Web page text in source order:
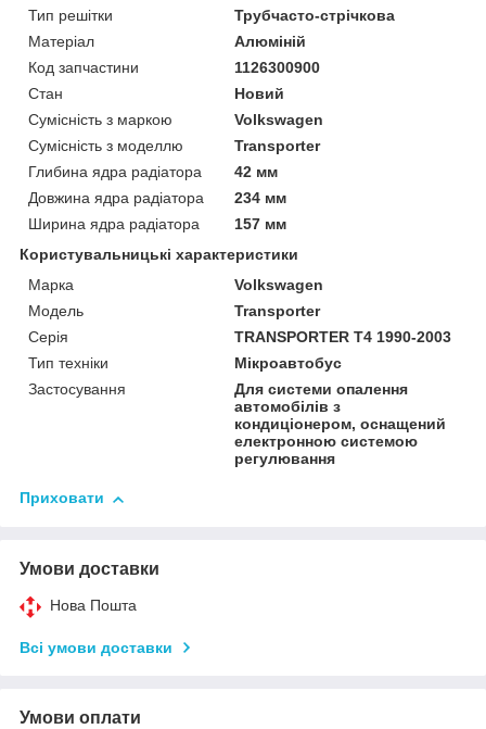
Тип решітки
Трубчасто-стрічкова
Матеріал
Алюміній
Код запчастини
1126300900
Стан
Новий
Сумісність з маркою
Volkswagen
Сумісність з моделлю
Transporter
Глибина ядра радіатора
42 мм
Довжина ядра радіатора
234 мм
Ширина ядра радіатора
157 мм
Користувальницькі характеристики
Марка
Volkswagen
Модель
Transporter
Серія
TRANSPORTER T4 1990-2003
Тип техніки
Мікроавтобус
Застосування
Для системи опалення
автомобілів з
кондиціонером, оснащений
електронною системою
регулювання
Приховати
Умови доставки
Нова Пошта
Всі умови доставки
Умови оплати